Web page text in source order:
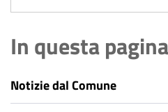
In questa pagina
Notizie dal Comune